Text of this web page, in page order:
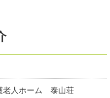
老人ホーム 泰山荘